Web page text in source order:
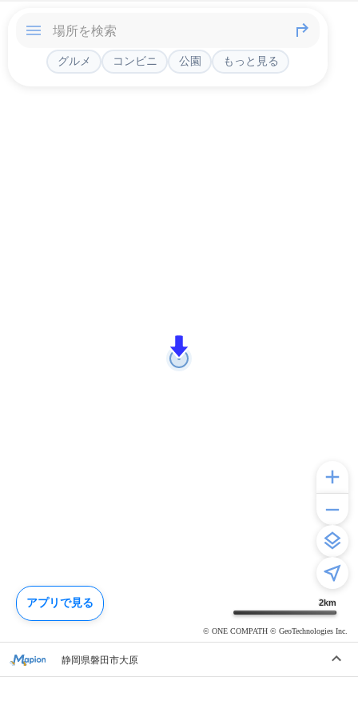
2km
© ONE COMPATH © GeoTechnologies Inc.
グルメ コンビニ 公園 もっと見る
静岡県磐田市大原
アプリで見る